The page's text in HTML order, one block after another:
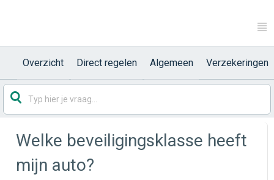
Overzicht Direct regelen Algemeen Verzekeringen
Welke beveiligingsklasse heeft
mijn auto?